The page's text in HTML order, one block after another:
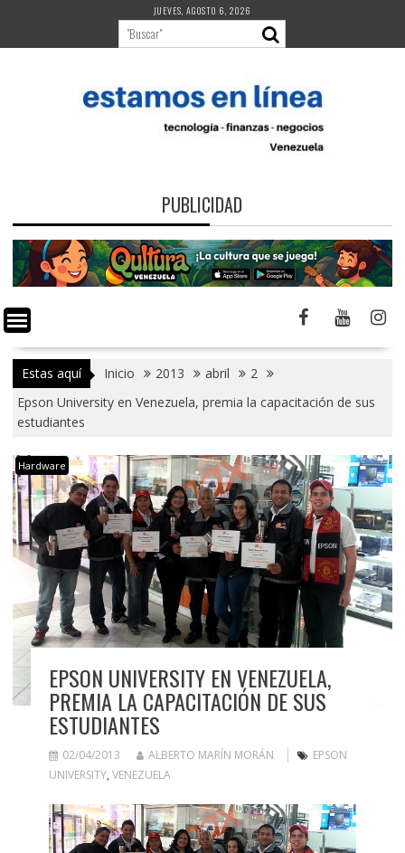
contenido
JUEVES, AGOSTO 6, 2026
PUBLICIDAD
Estas aquí Inicio 2013 abril
2
Epson University en Venezuela, premia la capacitación de sus
estudiantes
Hardware
EPSON UNIVERSITY EN VENEZUELA,
PREMIA LA CAPACITACIÓN DE SUS
ESTUDIANTES
02/04/2013 ALBERTO MARÍN MORÁN
EPSON
UNIVERSITY, VENEZUELA